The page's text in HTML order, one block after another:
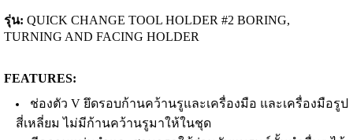
รุ่น: QUICK CHANGE TOOL HOLDER #2 BORING,
TURNING AND FACING HOLDER
FEATURES:
ช่องตัว V ยึดรอบก้านคว้านรูและเครื่องมือ และเครื่องมือรูป
สี่เหลี่ยม ไม่มีก้านคว้านรูมาให้ในชุด